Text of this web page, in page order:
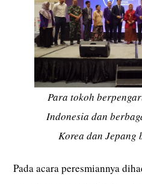
Para tokoh
Indonesia dan
Korea dan Jepang
Pada acara peresmiannya